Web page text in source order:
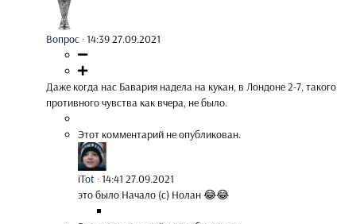
Вопрос ·14:39 27.09.2021
Даже когда нас Бавария надела на кукан, в Лондоне 2-7, такого
противного чувства как вчера, не было.
Этот комментарий не опубликован.
iTot ·14:41 27.09.2021
это было Начало (с) Нолан 😂😂